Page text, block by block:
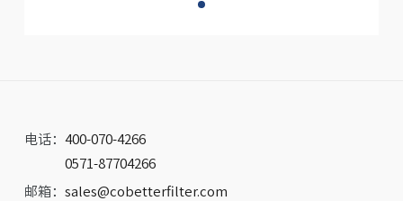
电话： 400-070-4266
0571-87704266
邮箱： sales@cobetterfilter.com